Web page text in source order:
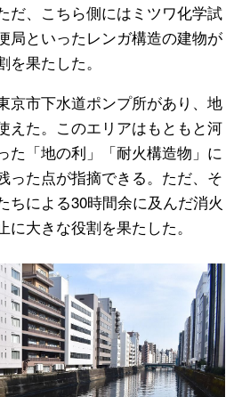
だ、こちら側にはミツワ化学試
局といったレンガ構造の建物が
果たした。
京市下水道ポンプ所があり、地
えた。このエリアはもともと河
た「地の利」「耐火構造物」に
った点が指摘できる。ただ、そ
ちによる30時間余に及んだ消火
大きな役割を果たした。